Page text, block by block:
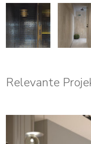
Relevante